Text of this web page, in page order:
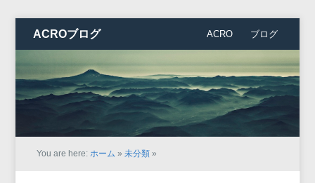
ACROブログ ACRO ブログ
You are here:ホーム »未分類 »